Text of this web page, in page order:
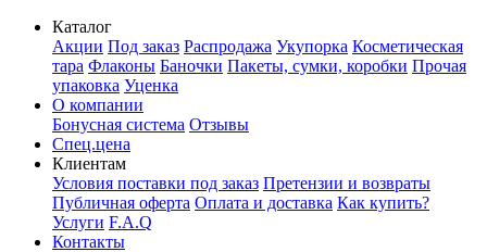
Каталог
Акции Под заказ Распродажа Укупорка Косметическая
тара Флаконы Баночки Пакеты, сумки, коробки Прочая
упаковка Уценка
О компании
Бонусная система Отзывы
Спец.цена
Клиентам
Условия поставки под заказ Претензии и возвраты
Публичная оферта Оплата и доставка Как купить?
Услуги F.A.Q
Контакты